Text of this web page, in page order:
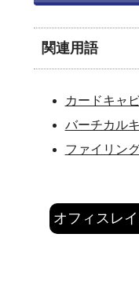
関連用語
カードキャ
バーチカル
ファイリン
オフィスレ